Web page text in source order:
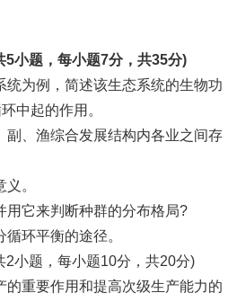
5小题，每小题7分，共35分)
统为例，简述该生态系统的生物功
中起的作用。
副、渔综合发展结构内各业之间存
。
用它来判断种群的分布格局?
环平衡的途径。
2小题，每小题10分，共20分)
的重要作用和提高次级生产能力的